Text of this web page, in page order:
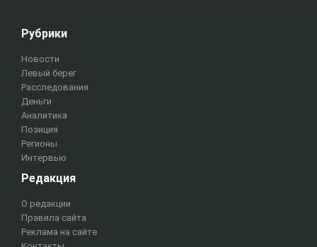
Рубрики
Новости
Левый берег
Расследования
Деньги
Аналитика
Позиция
Регионы
Интервью
Редакция
О редакции
Правила сайта
Реклама на сайте